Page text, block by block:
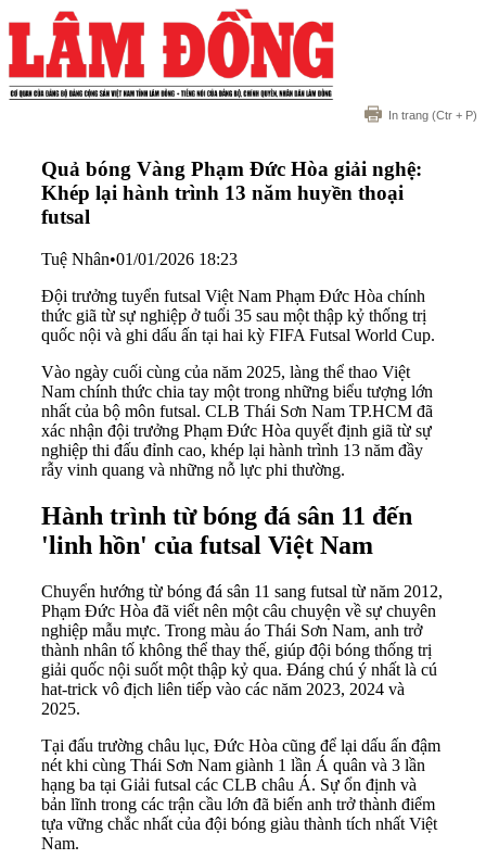
In trang (Ctr + P)
Quả bóng Vàng Phạm Đức Hòa giải nghệ:
Khép lại hành trình 13 năm huyền thoại
futsal
Tuệ Nhân•01/01/2026 18:23
Đội trưởng tuyển futsal Việt Nam Phạm Đức Hòa chính
thức giã từ sự nghiệp ở tuổi 35 sau một thập kỷ thống trị
quốc nội và ghi dấu ấn tại hai kỳ FIFA Futsal World Cup.
Vào ngày cuối cùng của năm 2025, làng thể thao Việt
Nam chính thức chia tay một trong những biểu tượng lớn
nhất của bộ môn futsal. CLB Thái Sơn Nam TP.HCM đã
xác nhận đội trưởng Phạm Đức Hòa quyết định giã từ sự
nghiệp thi đấu đỉnh cao, khép lại hành trình 13 năm đầy
rẫy vinh quang và những nỗ lực phi thường.
Hành trình từ bóng đá sân 11 đến
'linh hồn' của futsal Việt Nam
Chuyển hướng từ bóng đá sân 11 sang futsal từ năm 2012,
Phạm Đức Hòa đã viết nên một câu chuyện về sự chuyên
nghiệp mẫu mực. Trong màu áo Thái Sơn Nam, anh trở
thành nhân tố không thể thay thế, giúp đội bóng thống trị
giải quốc nội suốt một thập kỷ qua. Đáng chú ý nhất là cú
hat-trick vô địch liên tiếp vào các năm 2023, 2024 và
2025.
Tại đấu trường châu lục, Đức Hòa cũng để lại dấu ấn đậm
nét khi cùng Thái Sơn Nam giành 1 lần Á quân và 3 lần
hạng ba tại Giải futsal các CLB châu Á. Sự ổn định và
bản lĩnh trong các trận cầu lớn đã biến anh trở thành điểm
tựa vững chắc nhất của đội bóng giàu thành tích nhất Việt
Nam.